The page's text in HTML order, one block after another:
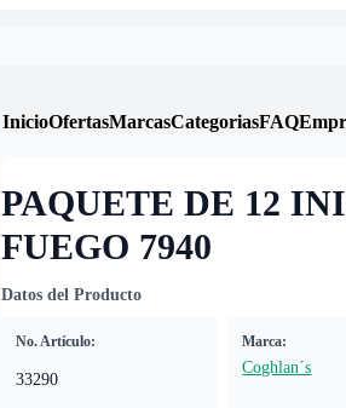
InicioOfertasMarcasCategoriasFAQ
PAQUETE DE 12
FUEGO 7940
Datos del Producto
No. Artículo:
33290
Marca:
Coghlan´s